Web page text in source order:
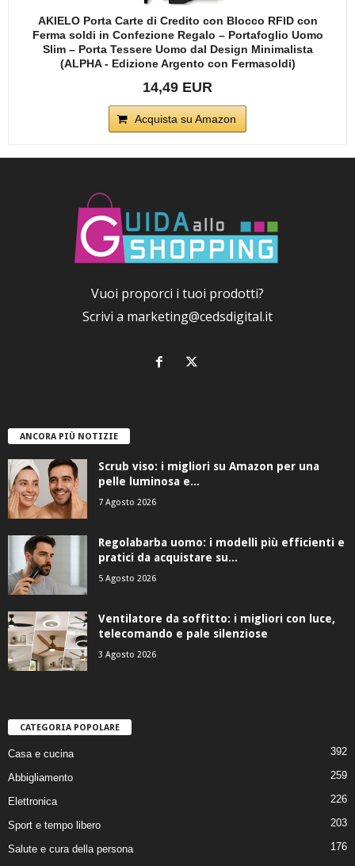
AKIELO Porta Carte di Credito con Blocco RFID con
Ferma soldi in Confezione Regalo – Portafoglio Uomo
Slim – Porta Tessere Uomo dal Design Minimalista
(ALPHA - Edizione Argento con Fermasoldi)
14,49 EUR
Acquista su Amazon
Vuoi proporci i tuoi prodotti?
Scrivi a marketing@cedsdigital.it
ANCORA PIÙ NOTIZIE
Scrub viso: i migliori su Amazon per una
pelle luminosa e...
7 Agosto 2026
Regolabarba uomo: i modelli più efficienti e
pratici da acquistare su...
5 Agosto 2026
Ventilatore da soffitto: i migliori con luce,
telecomando e pale silenziose
3 Agosto 2026
CATEGORIA POPOLARE
Casa e cucina 392
Abbigliamento 259
Elettronica 226
Sport e tempo libero 203
Salute e cura della persona
176